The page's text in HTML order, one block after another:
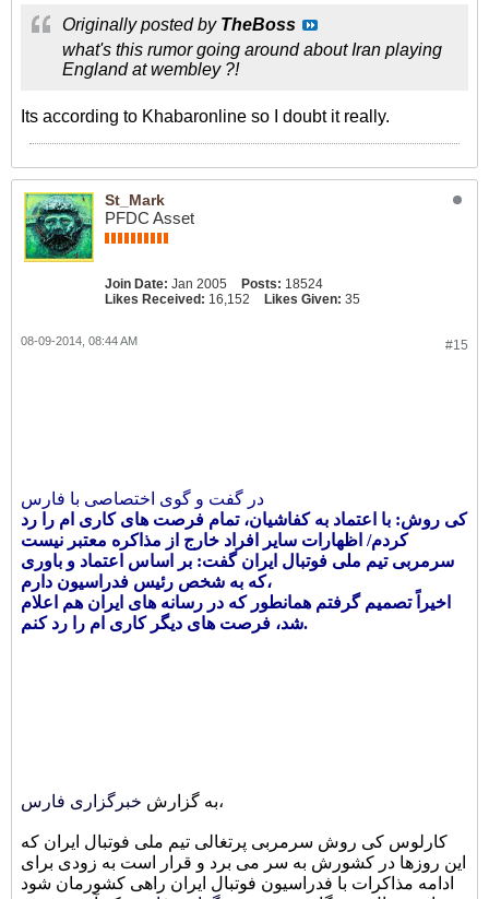
Originally posted by TheBoss
what's this rumor going around about Iran playing
England at wembley ?!
Its according to Khabaronline so I doubt it really.
St_Mark
PFDC Asset
Join Date: Jan 2005 Posts: 18524
Likes Received: 16,152 Likes Given: 35
#15
08-09-2014, 08:44 AM
در گفت و گوی اختصاصی با فارس
کی روش: با اعتماد به کفاشیان، تمام فرصت های کاری ام را رد
کردم/ اظهارات سایر افراد خارج از مذاکره معتبر نیست
سرمربی تیم ملی فوتبال ایران گفت: بر اساس اعتماد و باوری
که به شخص رئیس فدراسیون دارم،
اخیراً تصمیم گرفتم همانطور که در رسانه های ایران هم اعلام
شد، فرصت های دیگر کاری ام را رد کنم.
به گزارش خبرگزاری فارس ،
کارلوس کی روش سرمربی پرتغالی تیم ملی فوتبال ایران که
این روزها در کشورش به سر می برد و قرار است به زودی برای
ادامه مذاکرات با فدراسیون فوتبال ایران راهی کشورمان شود